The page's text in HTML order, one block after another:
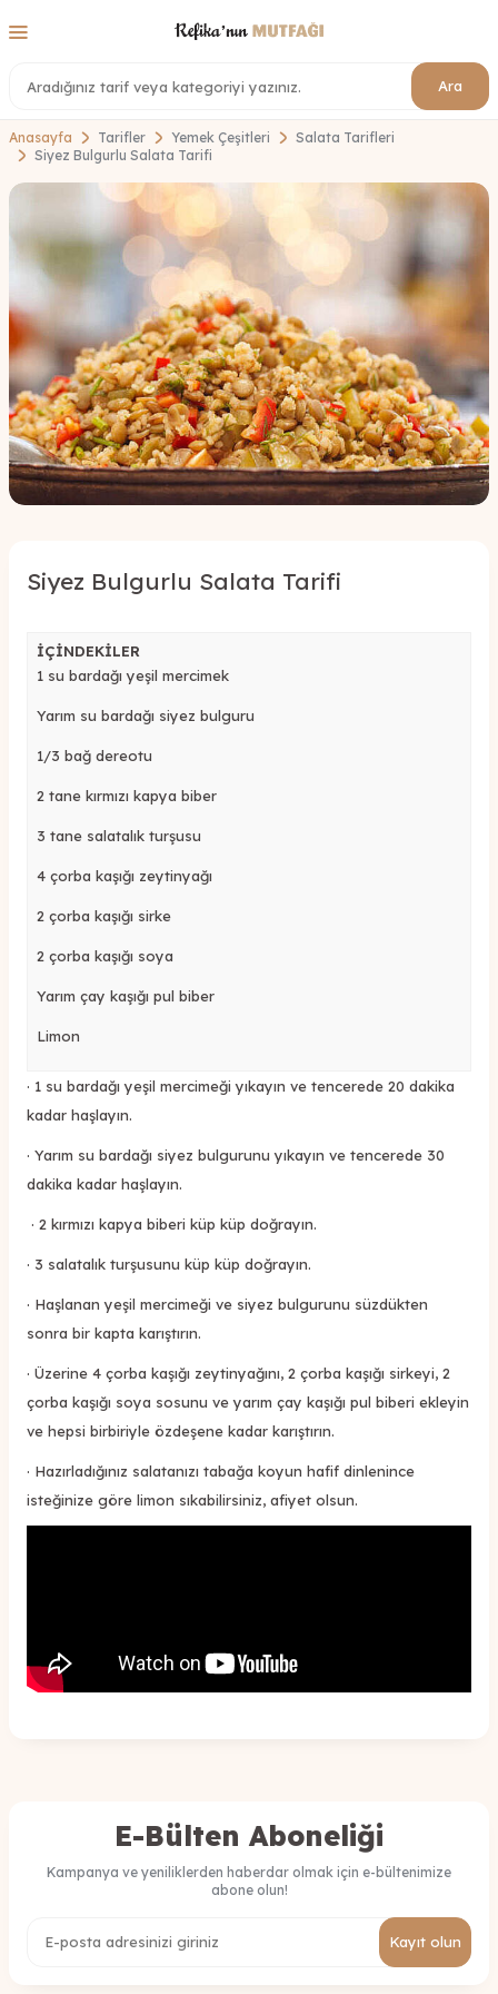
Ara
Anasayfa Tarifler Yemek Çeşitleri
Salata Tarifleri
Siyez Bulgurlu Salata Tarifi
Siyez Bulgurlu Salata Tarifi
İÇİNDEKİLER
1 su bardağı yeşil mercimek
Yarım su bardağı siyez bulguru
1/3 bağ dereotu
2 tane kırmızı kapya biber
3 tane salatalık turşusu
4 çorba kaşığı zeytinyağı
2 çorba kaşığı sirke
2 çorba kaşığı soya
Yarım çay kaşığı pul biber
Limon
· 1 su bardağı yeşil mercimeği yıkayın ve tencerede 20 dakika
kadar haşlayın.
· Yarım su bardağı siyez bulgurunu yıkayın ve tencerede 30
dakika kadar haşlayın.
· 2 kırmızı kapya biberi küp küp doğrayın.
· 3 salatalık turşusunu küp küp doğrayın.
· Haşlanan yeşil mercimeği ve siyez bulgurunu süzdükten
sonra bir kapta karıştırın.
· Üzerine 4 çorba kaşığı zeytinyağını, 2 çorba kaşığı sirkeyi, 2
çorba kaşığı soya sosunu ve yarım çay kaşığı pul biberi ekleyin
ve hepsi birbiriyle özdeşene kadar karıştırın.
· Hazırladığınız salatanızı tabağa koyun hafif dinlenince
isteğinize göre limon sıkabilirsiniz, afiyet olsun.
E-Bülten Aboneliği
Kampanya ve yeniliklerden haberdar olmak için e-bültenimize
abone olun!
Kayıt olun